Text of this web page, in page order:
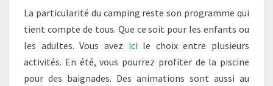
La particularité du camping reste son programme qui
tient compte de tous. Que ce soit pour les enfants ou
les adultes. Vous avez icile choix entre plusieurs
activités. En été, vous pourrez profiter de la piscine
pour des baignades. Des animations sont aussi au